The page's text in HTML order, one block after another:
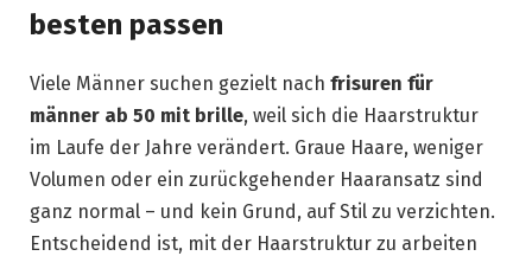
besten passen
Viele Männer suchen gezielt nach frisuren für
männer ab 50 mit brille, weil sich die Haarstruktur
im Laufe der Jahre verändert. Graue Haare, weniger
Volumen oder ein zurückgehender Haaransatz sind
ganz normal – und kein Grund, auf Stil zu verzichten.
Entscheidend ist, mit der Haarstruktur zu arbeiten